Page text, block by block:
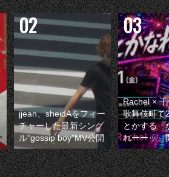
jjean、sheidAをフィー
チャーした最新シング
ル“gossip boy”MV公開
Rachel ×
歌舞伎町で
とかする『
れーーッ』